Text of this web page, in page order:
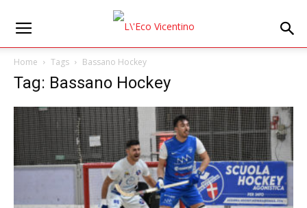
Home Tags Bassano Hockey
Tag: Bassano Hockey